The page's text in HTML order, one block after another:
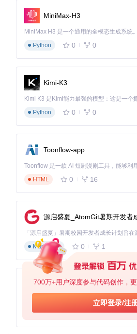
700万+用户深度参与代码创作，
立即登录/注
警告与责任：明确提示风险，鼓励用
发者对用户数据安全的高度责任感。
ibrary用户的得力助手，展现了开源精神
对于仍在寻找类似解决方案的用户，它
去实现方式的宝贵资源库。
请注意，由于版权和兼容性问题，直接
软件条款与自身需求。而对于开发者，
和设计理念无疑是值得学习的案例。
通过以上分析，我们可以看到
的工具，但它所体现的创新思维和技术
段值得回忆的数字旅程；而对于技术探
MiniMax-H3
Python
0 0
Kimi-K3
Python
0 0
Toonflow-app
HTML
0 16
源启盛夏_AtomGit暑期开发者
Markdown
0 1
AionUi
TypeScript
0 6